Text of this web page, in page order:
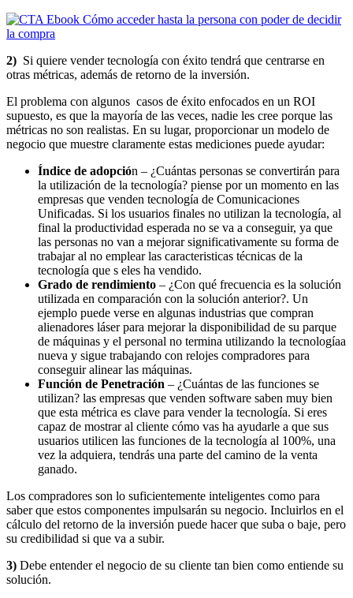
2) Si quiere vender tecnología con éxito tendrá que centrarse en
otras métricas, además de retorno de la inversión.
El problema con algunos casos de éxito enfocados en un ROI
supuesto, es que la mayoría de las veces, nadie les cree porque las
métricas no son realistas. En su lugar, proporcionar un modelo de
negocio que muestre claramente estas mediciones puede ayudar:
Índice de adopción – ¿Cuántas personas se convertirán para
la utilización de la tecnología? piense por un momento en las
empresas que venden tecnología de Comunicaciones
Unificadas. Si los usuarios finales no utilizan la tecnología, al
final la productividad esperada no se va a conseguir, ya que
las personas no van a mejorar significativamente su forma de
trabajar al no emplear las caracteristicas técnicas de la
tecnología que s eles ha vendido.
Grado de rendimiento – ¿Con qué frecuencia es la solución
utilizada en comparación con la solución anterior?. Un
ejemplo puede verse en algunas industrias que compran
alienadores láser para mejorar la disponibilidad de su parque
de máquinas y el personal no termina utilizando la tecnologíaa
nueva y sigue trabajando con relojes compradores para
conseguir alinear las máquinas.
Función de Penetración – ¿Cuántas de las funciones se
utilizan? las empresas que venden software saben muy bien
que esta métrica es clave para vender la tecnología. Si eres
capaz de mostrar al cliente cómo vas ha ayudarle a que sus
usuarios utilicen las funciones de la tecnología al 100%, una
vez la adquiera, tendrás una parte del camino de la venta
ganado.
Los compradores son lo suficientemente inteligentes como para
saber que estos componentes impulsarán su negocio. Incluirlos en el
cálculo del retorno de la inversión puede hacer que suba o baje, pero
su credibilidad si que va a subir.
3) Debe entender el negocio de su cliente tan bien como entiende su
solución.